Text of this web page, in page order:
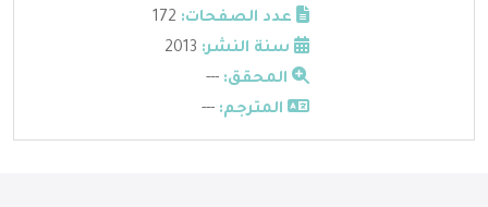
عدد الصفحات:
سنة النشر:
المحقق: ---
المترجم: ---